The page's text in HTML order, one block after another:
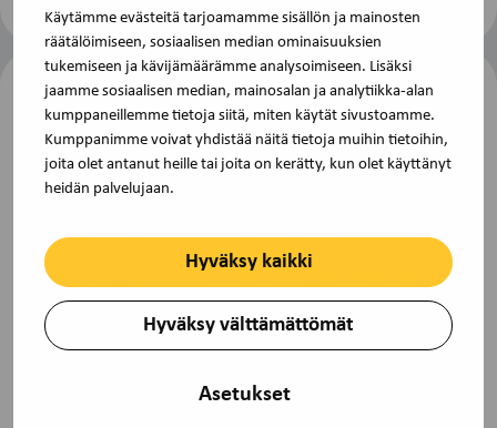
Käytämme evästeitä tarjoamamme sisällön ja mainosten
räätälöimiseen, sosiaalisen median ominaisuuksien
tukemiseen ja kävijämäärämme analysoimiseen. Lisäksi
jaamme sosiaalisen median, mainosalan ja analytiikka-alan
kumppaneillemme tietoja siitä, miten käytät sivustoamme.
Kumppanimme voivat yhdistää näitä tietoja muihin tietoihin,
joita olet antanut heille tai joita on kerätty, kun olet käyttänyt
heidän palvelujaan.
Hyväksy kaikki
Hyväksy välttämättömät
Asetukset
TJS Opintokeskus on Akavan ja STTK:n
yhteinen koulutus- ja kehittämisorganisaatio.
Pasilanraitio 9B, 00240 Helsinki toimisto@tjs-